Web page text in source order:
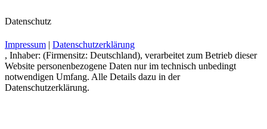
Datenschutz
Impressum | Datenschutzerklärung
, Inhaber: (Firmensitz: Deutschland), verarbeitet zum Betrieb dieser
Website personenbezogene Daten nur im technisch unbedingt
notwendigen Umfang. Alle Details dazu in der
Datenschutzerklärung.